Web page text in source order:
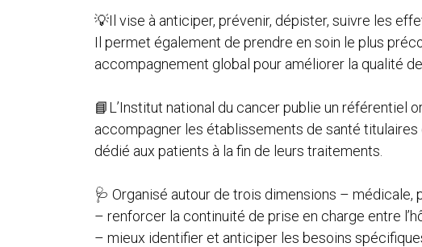
💡Il vise à anticiper, prévenir, dépister, suivre les
Il permet également de prendre en soin le plus
accompagnement global pour améliorer la qualité
📘L’Institut national du cancer publie un référentiel
accompagner les établissements de santé
dédié aux patients à la fin de leurs traitements.
🩺 Organisé autour de trois dimensions –
– renforcer la continuité de prise en charge entre
– mieux identifier et anticiper les besoins